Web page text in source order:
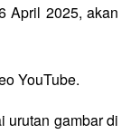
April 2025, akan
YouTube.
urutan gambar di